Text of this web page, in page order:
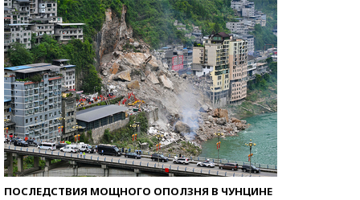
ПОСЛЕДСТВИЯ МОЩНОГО ОПОЛЗНЯ В ЧУНЦИНЕ